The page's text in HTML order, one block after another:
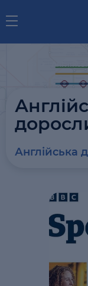
Англійська